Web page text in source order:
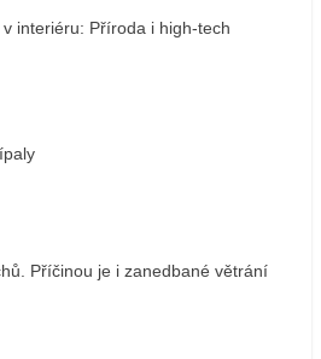
interiéru: Příroda i high-tech
Příčinou je i zanedbané větrání